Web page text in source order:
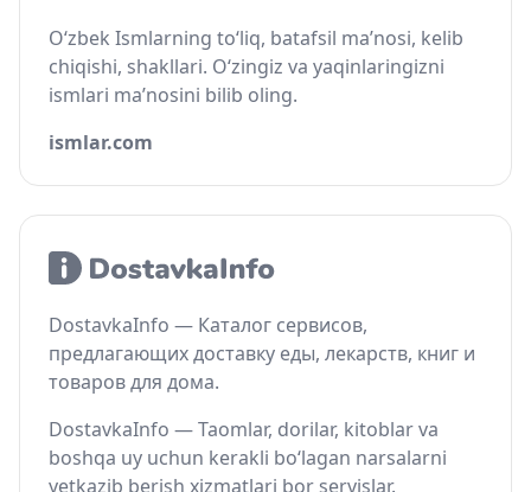
O‘zbek Ismlarning to‘liq, batafsil ma’nosi, kelib
chiqishi, shakllari. O‘zingiz va yaqinlaringizni
ismlari ma’nosini bilib oling.
ismlar.com
DostavkaInfo — Каталог сервисов,
предлагающих доставку еды, лекарств, книг и
товаров для дома.
DostavkaInfo — Taomlar, dorilar, kitoblar va
boshqa uy uchun kerakli bo‘lagan narsalarni
yetkazib berish xizmatlari bor servislar.